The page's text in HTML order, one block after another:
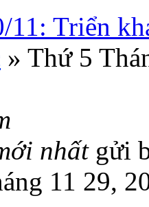
11: Triển
» Thứ 5
nhất gửi
11 29,